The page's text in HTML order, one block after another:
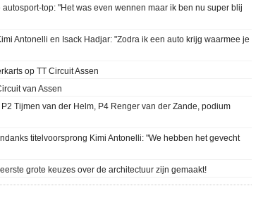
top: "Het was even wennen maar ik ben nu super blij
Antonelli en Isack Hadjar: "Zodra ik een auto krijg waarmee je
op TT Circuit Assen
van Assen
Tijmen van der Helm, P4 Renger van der Zande, podium
titelvoorsprong Kimi Antonelli: "We hebben het gevecht
grote keuzes over de architectuur zijn gemaakt!